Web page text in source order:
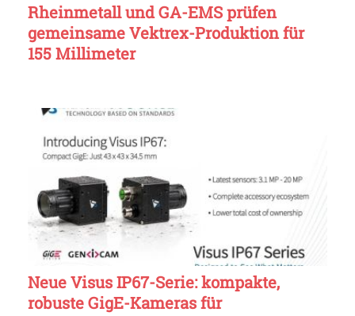
Rheinmetall und GA-EMS prüfen
gemeinsame Vektrex-Produktion für
155 Millimeter
Neue Visus IP67-Serie: kompakte,
robuste GigE-Kameras für